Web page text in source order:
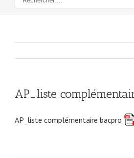
AP_liste
AP_liste complémentaire bacpro